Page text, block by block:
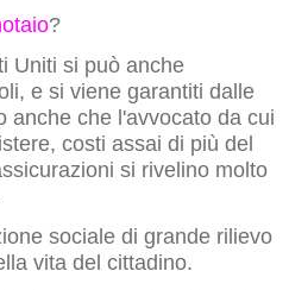
?
Uniti si può anche
e si viene garantiti dalle
anche che l'avvocato da cui
costi assai di più del
si rivelino molto
sociale di grande rilievo
vita del cittadino.